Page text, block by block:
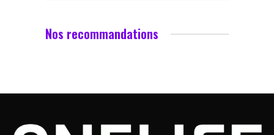
Nos recommandations